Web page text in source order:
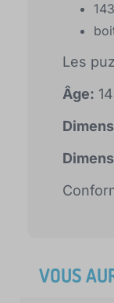
Les
Âge:
VOUS